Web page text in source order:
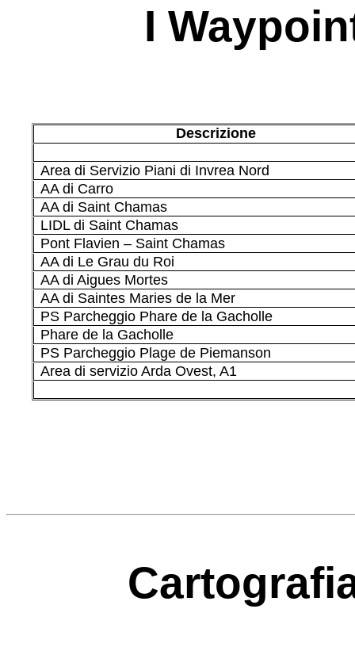
I
Descrizione
Area di Servizio Piani di Invrea Nord
AA di Carro
AA di Saint Chamas
LIDL di Saint Chamas
Pont Flavien – Saint Chamas
AA di Le Grau du Roi
AA di Aigues Mortes
AA di Saintes Maries de la Mer
PS Parcheggio Phare de la Gacholle
Phare de la Gacholle
PS Parcheggio Plage de Piemanson
Area di servizio Arda Ovest, A1